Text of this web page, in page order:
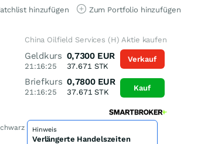
hinzufügen Zum Portfolio hinzufügen
China Oilfield Services (H) Aktie kaufen
Geldkurs
21:16:25
0,7300 EUR
37.671 STK
Briefkurs
21:16:25
0,7800 EUR
37.671 STK
Verkauf
Kauf
Hinweis
Verlängerte Handelszeiten